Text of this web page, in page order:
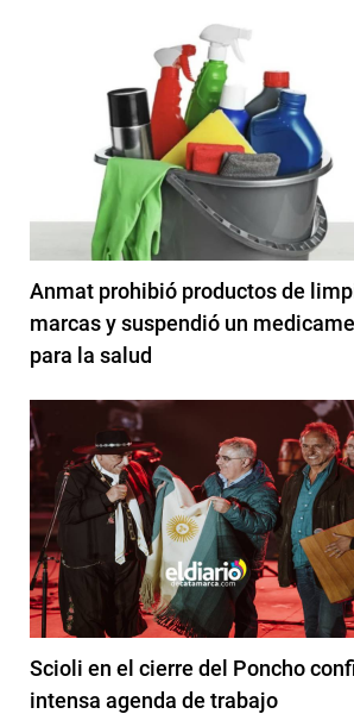
Anmat prohibió productos de
marcas y suspendió un
para la salud
Scioli en el cierre del Poncho
intensa agenda de trabajo